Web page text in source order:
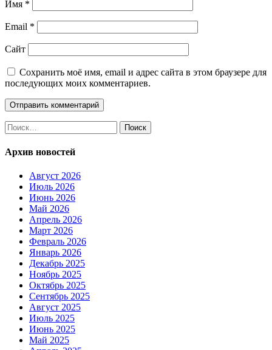
Имя *
Email *
Сайт
Сохранить моё имя, email и адрес сайта в этом браузере для
последующих моих комментариев.
Найти:
Архив новостей
Август 2026
Июль 2026
Июнь 2026
Май 2026
Апрель 2026
Март 2026
Февраль 2026
Январь 2026
Декабрь 2025
Ноябрь 2025
Октябрь 2025
Сентябрь 2025
Август 2025
Июль 2025
Июнь 2025
Май 2025